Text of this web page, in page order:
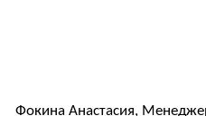
Фокина Анастасия,